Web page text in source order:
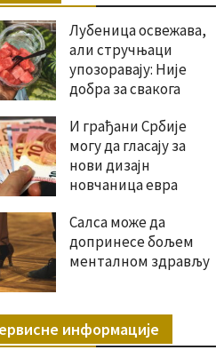
Лубеница освежава,
али стручњаци
упозоравају: Није
добра за свакога
И грађани Србије
могу да гласају за
нови дизајн
новчаница евра
Салса може да
допринесе бољем
менталном здрављу
информације